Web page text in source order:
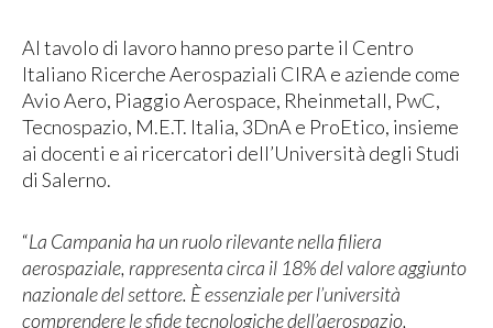
Al tavolo di lavoro hanno preso parte il Centro
Italiano Ricerche Aerospaziali CIRA e aziende come
Avio Aero, Piaggio Aerospace, Rheinmetall, PwC,
Tecnospazio, M.E.T. Italia, 3DnA e ProEtico, insieme
ai docenti e ai ricercatori dell’Università degli Studi
di Salerno.
“La Campania ha un ruolo rilevante nella filiera
aerospaziale, rappresenta circa il 18% del valore aggiunto
nazionale del settore. È essenziale per l’università
comprendere le sfide tecnologiche dell’aerospazio,